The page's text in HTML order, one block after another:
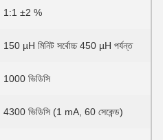
1:1 ±2 %
150 µH মিনিট সর্বোচ্চ 450 µH পর্যন্ত
1000 ভিডিসি
4300 ভিডিসি (1 mA, 60 সেকেন্ড)